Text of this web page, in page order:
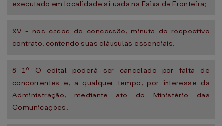
executado em localidade situada na Faixa de Fronteira;
XV - nos casos de concessão, minuta do respectivo
contrato, contendo suas cláusulas essenciais.
§ 1º O edital poderá ser cancelado por falta de
concorrentes e, a qualquer tempo, por interesse da
Administração, mediante ato do Ministério das
Comunicações.